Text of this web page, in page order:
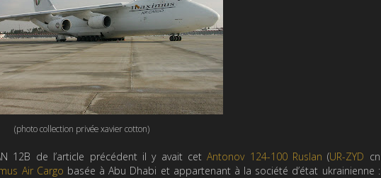
(photo collection privée xavier cotton)
12B de l’article précédent il y avait cetAntonov 124-100 Ruslan (UR-ZYD cn
Air Cargo basée à Abu Dhabi et appartenant à la société d’état ukrainienne :